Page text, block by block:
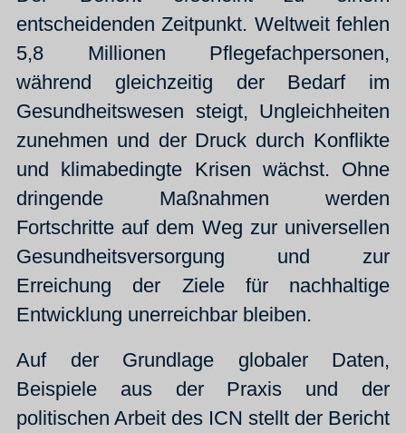
entscheidenden Zeitpunkt. Weltweit fehlen
5,8 Millionen Pflegefachpersonen,
während gleichzeitig der Bedarf im
Gesundheitswesen steigt, Ungleichheiten
zunehmen und der Druck durch Konflikte
und klimabedingte Krisen wächst. Ohne
dringende Maßnahmen werden
Fortschritte auf dem Weg zur universellen
Gesundheitsversorgung und zur
Erreichung der Ziele für nachhaltige
Entwicklung unerreichbar bleiben.
Auf der Grundlage globaler Daten,
Beispiele aus der Praxis und der
politischen Arbeit des ICN stellt der Bericht